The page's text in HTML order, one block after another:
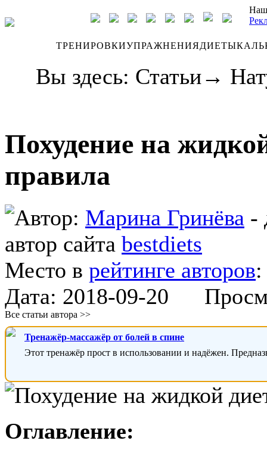
ТРЕНИРОВКИУПРАЖНЕНИЯДИЕТЫ
Вы здесь: Статьи→
Похудение на
правила
Автор: Марина Гринёва -
автор сайта bestdiets
Место в рейтинге авторов
Дата: 2018-09-20
Все статьи автора >>
Тренажёр-массажёр от болей в спине
Этот тренажёр прост в использовании и надёжен.
Оглавление: